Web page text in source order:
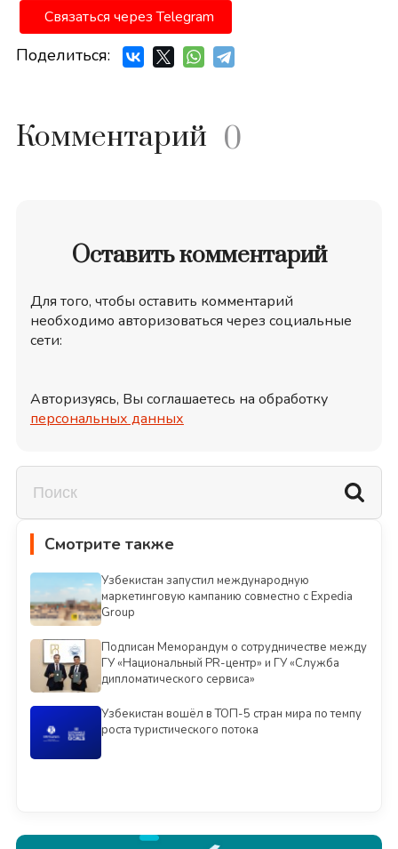
Связаться через Telegram
Поделиться:
Комментарий 0
Оставить комментарий
Для того, чтобы оставить комментарий
необходимо авторизоваться через социальные
сети:
Авторизуясь, Вы соглашаетесь на обработку
персональных данных
Смотрите также
Узбекистан запустил международную
маркетинговую кампанию совместно с Expedia
Group
Подписан Меморандум о сотрудничестве между
ГУ «Национальный PR-центр» и ГУ «Служба
дипломатического сервиса»
Узбекистан вошёл в ТОП-5 стран мира по темпу
роста туристического потока